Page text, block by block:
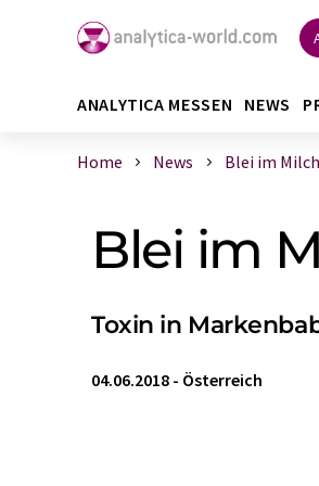
ANALYTICA MESSEN NEWS
Home News Blei im
Blei im
Toxin in
04.06.2018 - Österreich